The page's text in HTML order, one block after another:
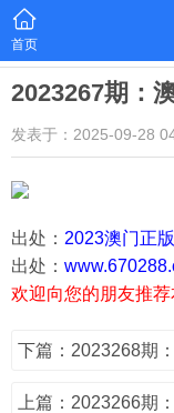
首页
2023267期：
发表于：2025-09-28
出处： 2023澳门正
出处：
欢迎向您的朋友推荐
下篇：2023268期
上篇：2023266期